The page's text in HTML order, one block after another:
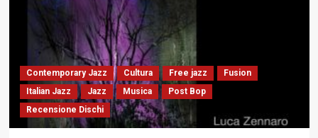
Contemporary Jazz Cultura Free jazz
Fusion
Italian Jazz
Jazz Musica
Post Bop
Recensione Dischi